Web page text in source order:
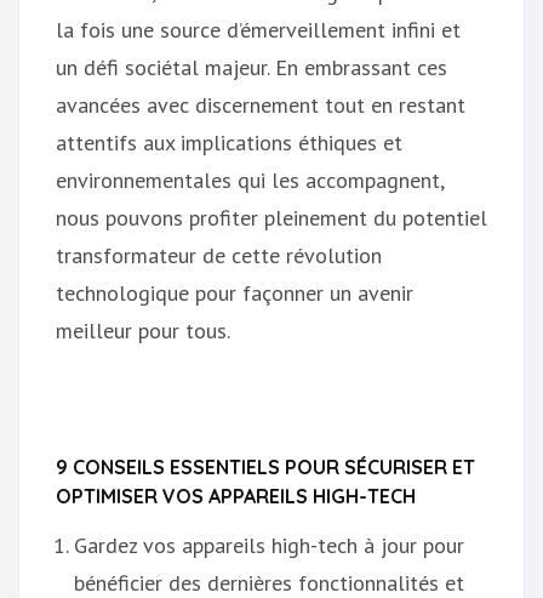
la fois une source d’émerveillement infini et
un défi sociétal majeur. En embrassant ces
avancées avec discernement tout en restant
attentifs aux implications éthiques et
environnementales qui les accompagnent,
nous pouvons profiter pleinement du potentiel
transformateur de cette révolution
technologique pour façonner un avenir
meilleur pour tous.
9 CONSEILS ESSENTIELS POUR SÉCURISER ET
OPTIMISER VOS APPAREILS HIGH-TECH
Gardez vos appareils high-tech à jour pour
bénéficier des dernières fonctionnalités et